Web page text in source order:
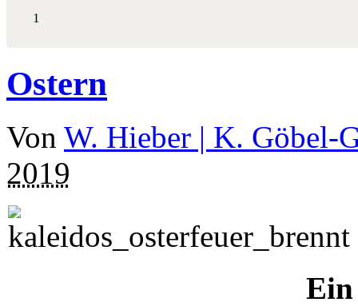
1
Ostern
Von W. Hieber | K. Göbel-
2019
Ein